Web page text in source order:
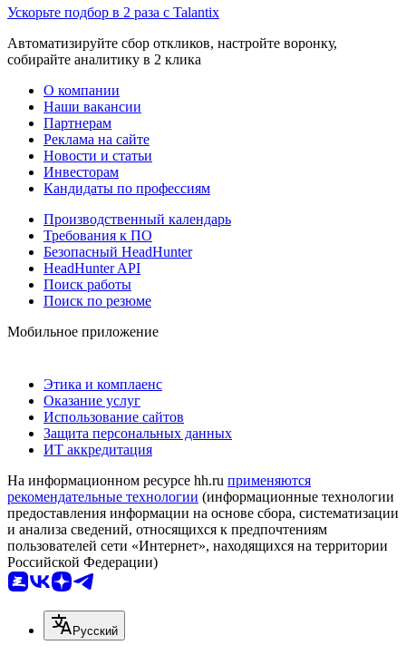
Ускорьте подбор в 2 раза с Talantix
Автоматизируйте сбор откликов, настройте воронку,
собирайте аналитику в 2 клика
О компании
Наши вакансии
Партнерам
Реклама на сайте
Новости и статьи
Инвесторам
Кандидаты по профессиям
Производственный календарь
Требования к ПО
Безопасный HeadHunter
HeadHunter API
Поиск работы
Поиск по резюме
Мобильное приложение
Этика и комплаенс
Оказание услуг
Использование сайтов
Защита персональных данных
ИТ аккредитация
На информационном ресурсе hh.ru применяются
рекомендательные технологии (информационные технологии
предоставления информации на основе сбора, систематизации
и анализа сведений, относящихся к предпочтениям
пользователей сети «Интернет», находящихся на территории
Российской Федерации)
Русский